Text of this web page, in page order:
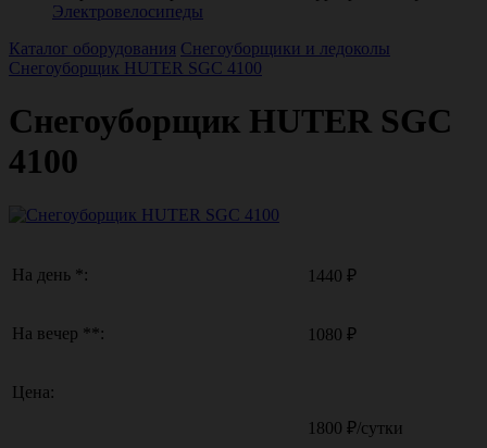
Электровелосипеды
Каталог оборудования Снегоуборщики и ледоколы
Снегоуборщик HUTER SGC 4100
Снегоуборщик HUTER SGC
4100
На день *: 1440 ₽
На вечер **: 1080 ₽
Цена:
1800 ₽/сутки